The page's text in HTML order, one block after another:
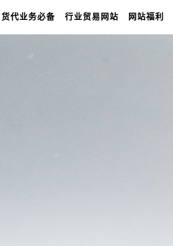
货代业务必备 行业贸易网站 网站福利